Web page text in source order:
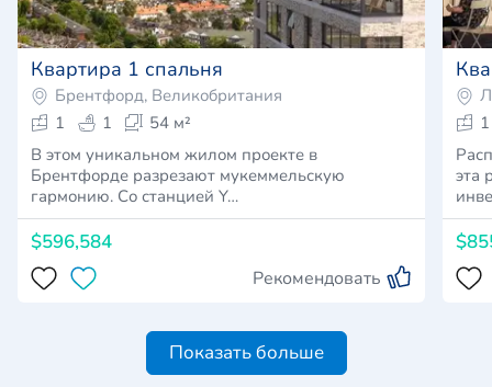
Квартира 1 спальня
Брентфорд, Великобритания
1
1
54 м²
В этом уникальном жилом проекте в
Брентфорде разрезают мукеммельскую
гармонию. Со станцией Y…
$596,584
Рекомендовать
1
эта
Показать больше